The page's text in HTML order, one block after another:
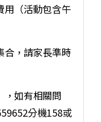
用（活動包含午
合，請家長準時
，如有相關問
分機158或